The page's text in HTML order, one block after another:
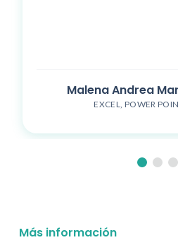
Malena Andrea
EXCEL, POWER
Más información